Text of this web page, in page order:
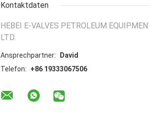
Kontaktdaten
HEBEI E-VALVES PETROLEUM
LTD.
Ansprechpartner:
David
Telefon:
+86 19333067506